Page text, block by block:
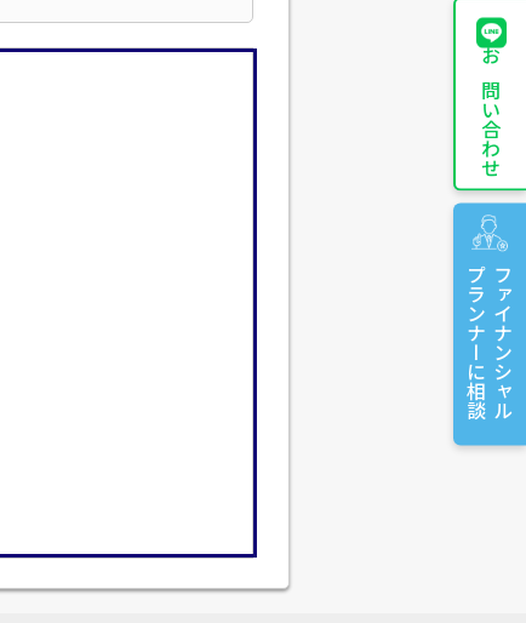
お問い合わせ
ファイナンシャル
プランナーに相談